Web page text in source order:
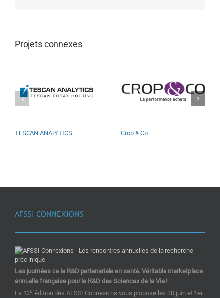
Projets connexes
TESCAN ANALYTICS Crop & Co
AFSSI CONNEXIONS
Les journées de la R&D partenariale en santé. Véritable marketplace
annuelle française pour la R&D des Sciences de la Vie !
La 13e édition des AFSSI Connexions vous propose les 30 juin et 1er